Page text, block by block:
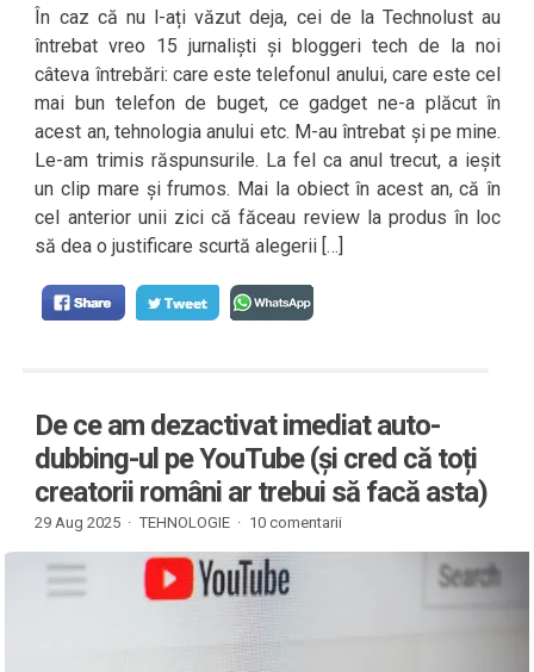
În caz că nu l-ați văzut deja, cei de la Technolust au
întrebat vreo 15 jurnaliști și bloggeri tech de la noi
câteva întrebări: care este telefonul anului, care este cel
mai bun telefon de buget, ce gadget ne-a plăcut în
acest an, tehnologia anului etc. M-au întrebat și pe mine.
Le-am trimis răspunsurile. La fel ca anul trecut, a ieșit
un clip mare și frumos. Mai la obiect în acest an, că în
cel anterior unii zici că făceau review la produs în loc
să dea o justificare scurtă alegerii […]
De ce am dezactivat imediat auto-
dubbing-ul pe YouTube (și cred că toți
creatorii români ar trebui să facă asta)
29 Aug 2025 · TEHNOLOGIE · 10 comentarii